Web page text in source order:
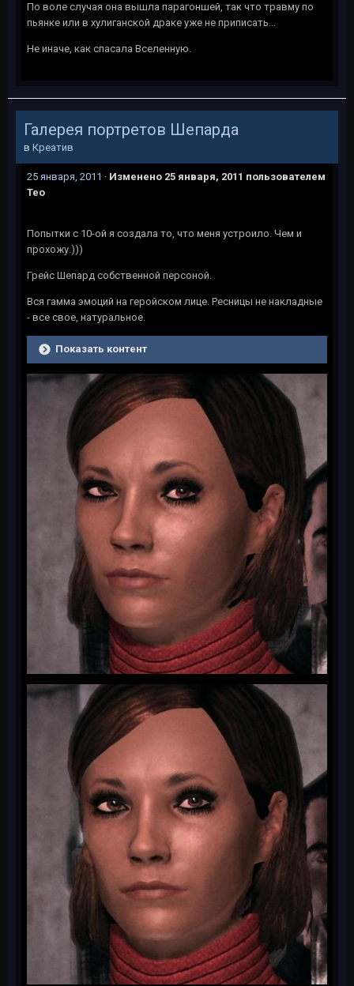
По воле случая она вышла парагоншей, так что травму по
пьянке или в хулиганской драке уже не приписать...
Не иначе, как спасала Вселенную.
Галерея портретов Шепарда
в Креатив
25 января, 2011 · Изменено 25 января, 2011 пользователем
Тео
Попытки с 10-ой я создала то, что меня устроило. Чем и
прохожу.)))
Грейс Шепард собственной персоной.
Вся гамма эмоций на геройском лице. Ресницы не накладные
- все свое, натуральное.
Показать контент